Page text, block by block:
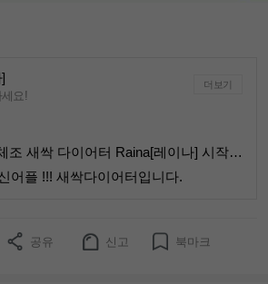
요!
더보기
· 12월 1일 유격PT체조 새싹 다이어터 Raina[레이나] 시작 인바디 및 신체사이즈
어플 !!! 새싹다이어터입니다.
공유 신고 북마크